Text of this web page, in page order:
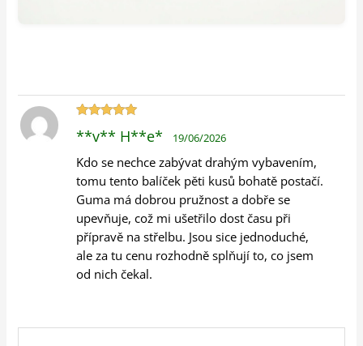
5 z 5
**v** H**e* 19/06/2026
Kdo se nechce zabývat drahým vybavením,
tomu tento balíček pěti kusů bohatě postačí.
Guma má dobrou pružnost a dobře se
upevňuje, což mi ušetřilo dost času při
přípravě na střelbu. Jsou sice jednoduché,
ale za tu cenu rozhodně splňují to, co jsem
od nich čekal.